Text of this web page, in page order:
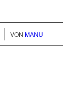
VON MANU